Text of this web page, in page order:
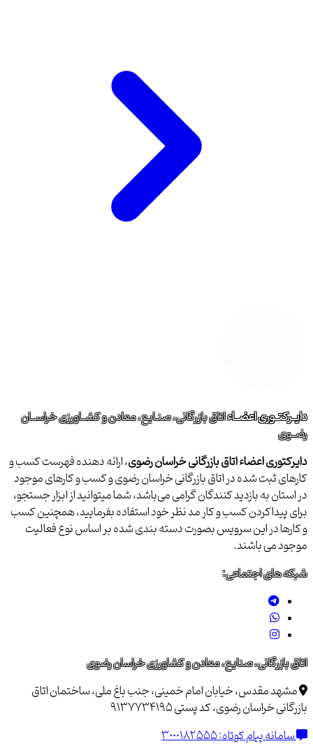
دایــرکتــوری اعضــاءاتاق بازرگانی، صنـایع، معادن و کشــاورزی خراســان
رضــوی
دایرکتوری اعضاء اتاق بازرگانی خراسان رضوی، ارائه دهنده فهرست کسب و
کارهای ثبت شده در اتاق بازرگانی خراسان رضوی و کسب و کارهای موجود
در استان به بازدید کنندگان گرامی می‌باشد، شما میتوانید از ابزار جستجو،
برای پیداکردن کسب و کار مد نظر خود استفاده بفرمایید، همچنین کسب
و کارها در این سرویس بصورت دسته بندی شده بر اساس نوع فعالیت
موجود می باشند.
شبکه های اجتماعی:
اتاق بازرگانی، صنایع، معادن و کشاورزی خراسان رضوی
مشهد مقدس، خیابان امام خمینی، جنب باغ ملی، ساختمان اتاق
بازرگانی خراسان رضوی، کد پستی 9137734195
سامانه پیام کوتاه:3000182555